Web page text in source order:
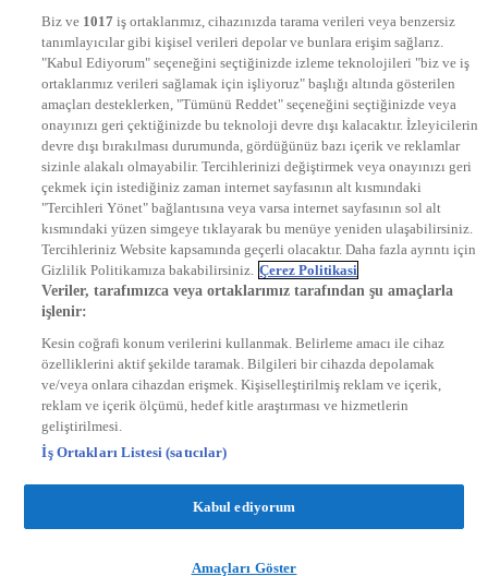
STAR
EURO STAR
KRAL POP TV
DYG Radyolar
NTV RADYO
KRAL FM
KRAL POP
EKSEN
VOYAGE
DYG Dijital
ntv.com.tr
ntvspor.net
secim.ntv.com.tr
startv.com.tr
kralmuzik.com.tr
Biz ve 1017 iş ortaklarımız, cihazınızda tarama verileri veya benzersiz
tanımlayıcılar gibi kişisel verileri depolar ve bunlara erişim sağlarız.
"Kabul Ediyorum" seçeneğini seçtiğinizde izleme teknolojileri "biz ve iş
ortaklarımız verileri sağlamak için işliyoruz" başlığı altında gösterilen
amaçları desteklerken, "Tümünü Reddet" seçeneğini seçtiğinizde veya
onayınızı geri çektiğinizde bu teknoloji devre dışı kalacaktır. İzleyicilerin
devre dışı bırakılması durumunda, gördüğünüz bazı içerik ve reklamlar
sizinle alakalı olmayabilir. Tercihlerinizi değiştirmek veya onayınızı geri
çekmek için istediğiniz zaman internet sayfasının alt kısmındaki
"Tercihleri Yönet" bağlantısına veya varsa internet sayfasının sol alt
kısmındaki yüzen simgeye tıklayarak bu menüye yeniden ulaşabilirsiniz.
Tercihleriniz Website kapsamında geçerli olacaktır. Daha fazla ayrıntı için
Gizlilik Politikamıza bakabilirsiniz. Çerez Politikasi
Veriler, tarafımızca veya ortaklarımız tarafından şu amaçlarla
işlenir:
Kesin coğrafi konum verilerini kullanmak. Belirleme amacı ile cihaz
özelliklerini aktif şekilde taramak. Bilgileri bir cihazda depolamak
ve/veya onlara cihazdan erişmek. Kişiselleştirilmiş reklam ve içerik,
reklam ve içerik ölçümü, hedef kitle araştırması ve hizmetlerin
geliştirilmesi.
İş Ortakları Listesi (satıcılar)
Kabul ediyorum
Amaçları Göster